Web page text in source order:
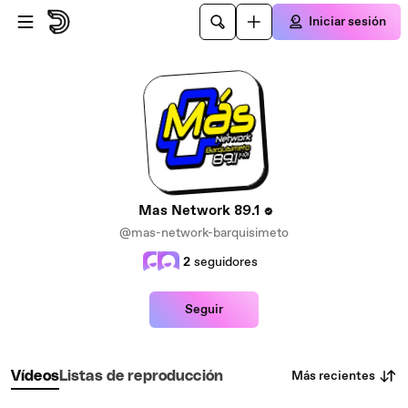
Saltar al contenido principal
Iniciar sesión
Mas Network 89.1
@mas-network-barquisimeto
2 seguidores
Seguir
VídeosListas de reproducción Más recientes